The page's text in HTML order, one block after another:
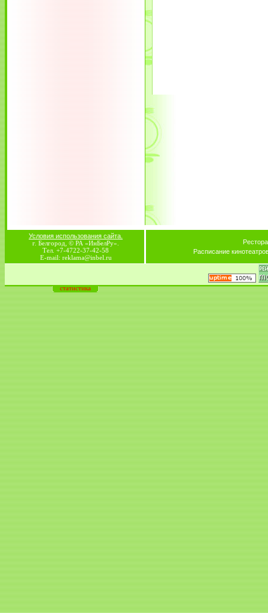
Условия использования сайта.
г. Белгород, © РА «ИнБелРу».
Тел. +7-4722-37-42-58
E-mail: reklama@inbel.ru
Расписание
статистика